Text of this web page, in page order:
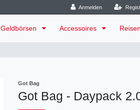
Anmelden
Geldbörsen Accessoires Reisen
Got Bag
Got Bag - Daypack